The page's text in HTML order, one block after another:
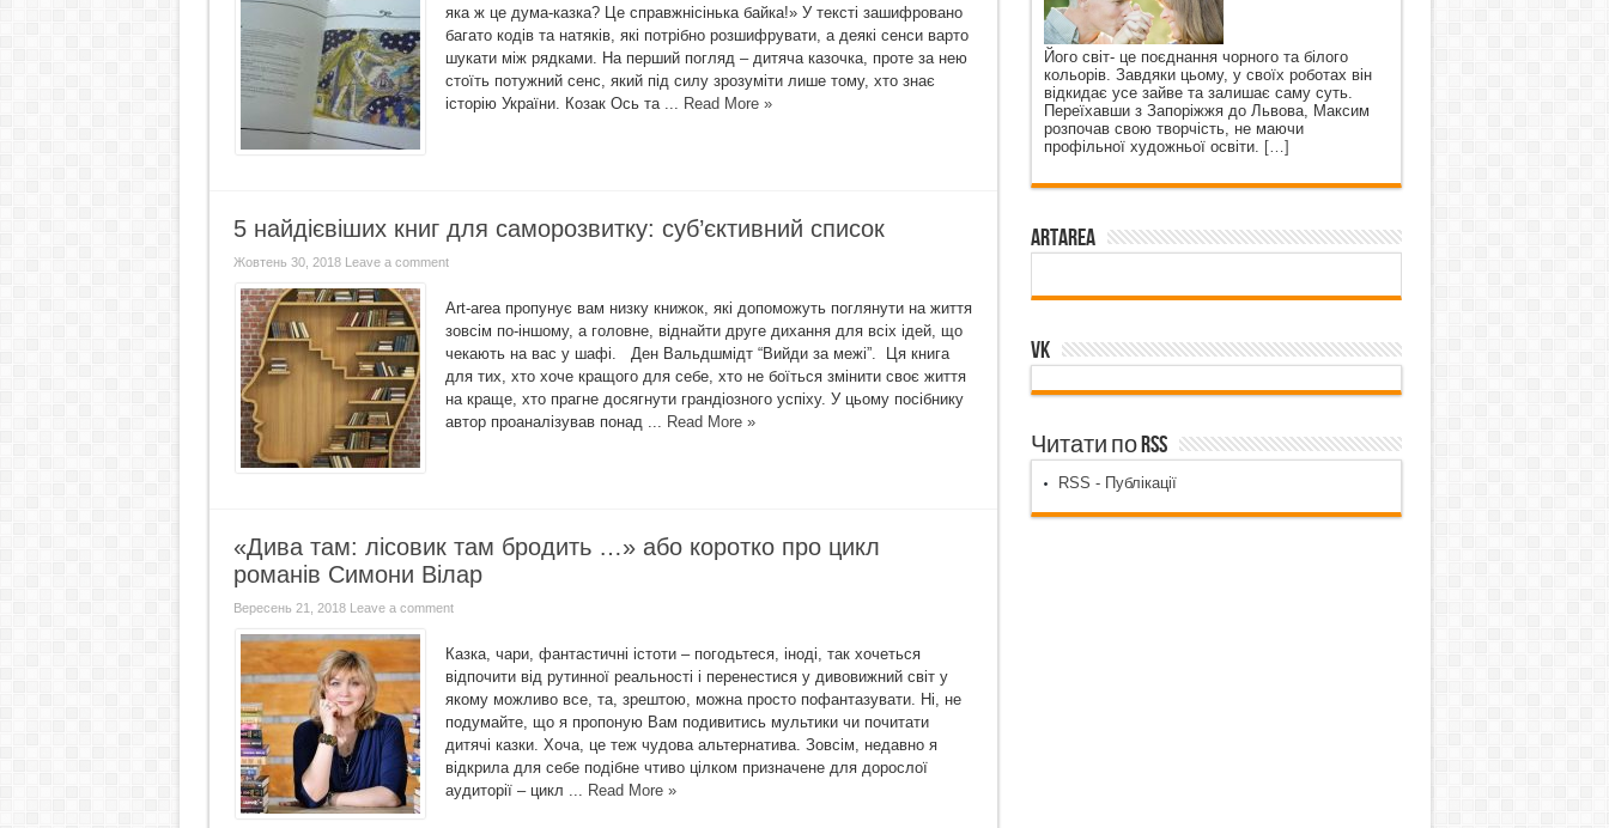
яка ж це дума-казка? Це справжнісінька байка!» У тексті зашифровано
багато кодів та натяків, які потрібно розшифрувати, а деякі сенси варто
шукати між рядками. На перший погляд – дитяча казочка, проте за нею
стоїть потужний сенс, який під силу зрозуміти лише тому, хто знає
історію України. Козак Ось та ... Read More »
5 найдієвіших книг для саморозвитку: суб’єктивний список
Жовтень 30, 2018 Leave a comment
Art-area пропунує вам низку книжок, які допоможуть поглянути на життя
зовсім по-іншому, а головне, віднайти друге дихання для всіх ідей, що
чекають на вас у шафі. Ден Вальдшмідт “Вийди за межі”. Ця книга
для тих, хто хоче кращого для себе, хто не боїться змінити своє життя
на краще, хто прагне досягнути грандіозного успіху. У цьому посібнику
автор проаналізував понад ... Read More »
«Дива там: лісовик там бродить …» або коротко про цикл
романів Симони Вілар
Вересень 21, 2018 Leave a comment
Казка, чари, фантастичні істоти – погодьтеся, іноді, так хочеться
відпочити від рутинної реальності і перенестися у дивовижний світ у
якому можливо все, та, зрештою, можна просто пофантазувати. Ні, не
подумайте, що я пропоную Вам подивитись мультики чи почитати
дитячі казки. Хоча, це теж чудова альтернатива. Зовсім, недавно я
відкрила для себе подібне чтиво цілком призначене для дорослої
аудиторії – цикл ... Read More »
Його світ- це поєднання чорного та білого
кольорів. Завдяки цьому, у своїх роботах він
відкидає усе зайве та залишає саму суть.
Переїхавши з Запоріжжя до Львова, Максим
розпочав свою творчість, не маючи
профільної художньої освіти. […]
ArtArea
VK
Читати по RSS
RSS - Публікації